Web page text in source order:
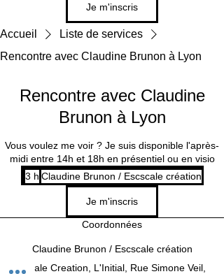
Je m'inscris
Accueil
Liste de services
Rencontre avec Claudine Brunon à Lyon
Rencontre avec Claudine
Brunon à Lyon
Vous voulez me voir ? Je suis disponible l'après-
midi entre 14h et 18h en présentiel ou en visio
3 h 3
h
Claudine Brunon / Escscale création
Je m'inscris
Coordonnées
Claudine Brunon / Escscale création
Escale Creation, L'Initial, Rue Simone Veil,